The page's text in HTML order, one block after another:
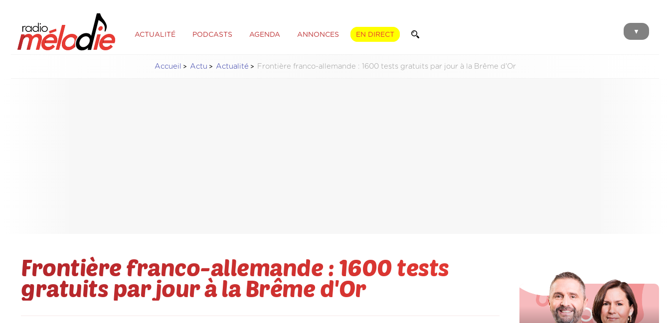
ACTUALITÉ PODCASTS AGENDA ANNONCES EN DIRECT ▼
Accueil Actu Actualité Frontière franco-allemande : 1600 tests gratuits par jour à la Brême d'Or
Frontière franco-allemande : 1600 tests
gratuits par jour à la Brême d'Or